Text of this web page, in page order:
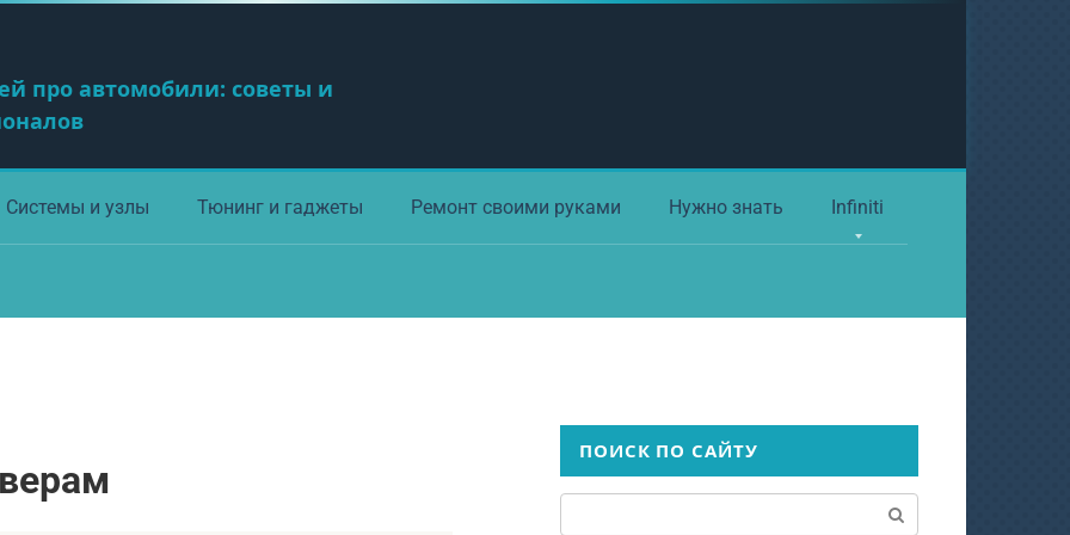
про автомобили: советы и
Системы и узлы Тюнинг и гаджеты Ремонт своими руками Нужно знать Infiniti
ПОИСК ПО САЙТУ